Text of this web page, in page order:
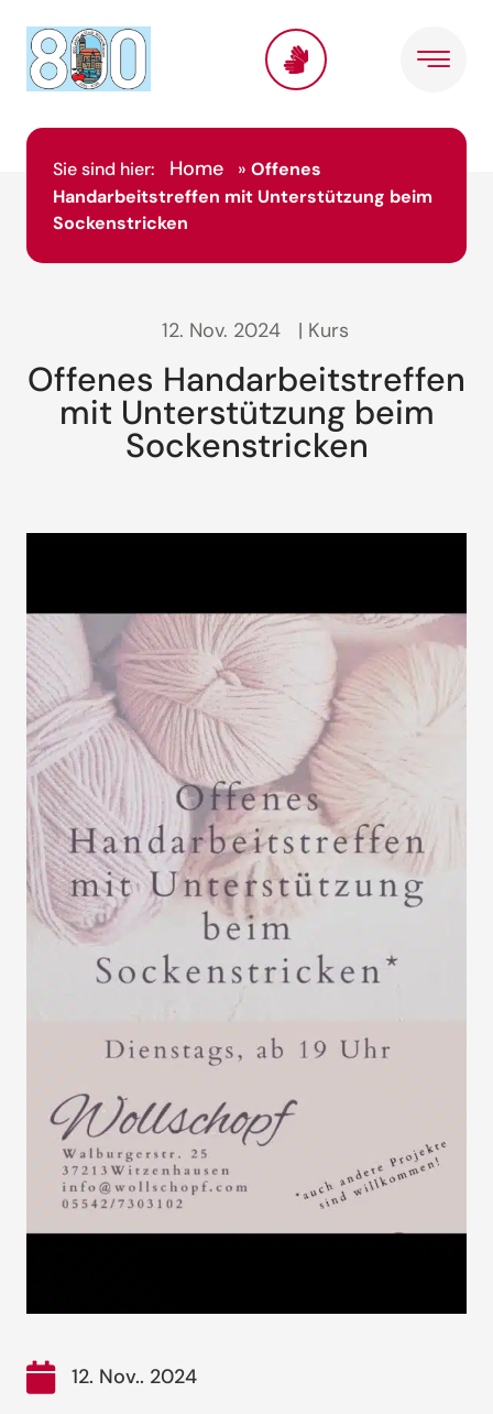
Sie sind hier: Home » Offenes
Handarbeitstreffen mit Unterstützung beim
Sockenstricken
12. Nov. 2024 | Kurs
Offenes Handarbeitstreffen
mit Unterstützung beim
Sockenstricken
12. Nov.. 2024